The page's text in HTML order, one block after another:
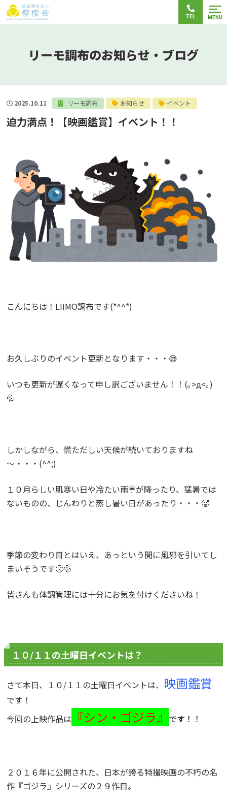
TEL MENU
リーモ調布のお知らせ・ブログ
2025.10.11 リーモ調布 お知らせ イベント
迫力満点！【映画鑑賞】イベント！！
こんにちは！LIIMO調布です(*^^*)
お久しぶりのイベント更新となります・・・😅
いつも更新が遅くなって申し訳ございません！！ (｡>д<｡)
💦
しかしながら、慌ただしい天候が続いておりますね
～・・・(^^;)
１０月らしい肌寒い日や冷たい雨☔が降ったり、猛暑では
ないものの、じんわりと蒸し暑い日があったり・・・🥵
季節の変わり目とはいえ、あっという間に風邪を引いてし
まいそうです🤧💦
皆さんも体調管理には十分にお気を付けくださいね！
１０/１１の土曜日イベントは？
さて本日、１０/１１の土曜日イベントは、 映画鑑賞
です！
今回の上映作品は
『シン・ゴジラ』 です！！
２０１６年に公開された、日本が誇る特撮映画の不朽の名
作『ゴジラ』シリーズの２９作目。